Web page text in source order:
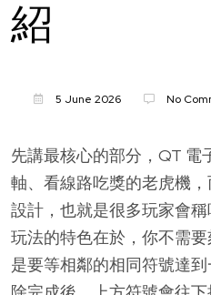
紹
5 June 2026 No
先講最核心的部分，QT 電
軸、看線路吃獎的老虎機
設計，也就是很多玩家會
玩法的特色在於，你不需
是要等相鄰的相同符號達